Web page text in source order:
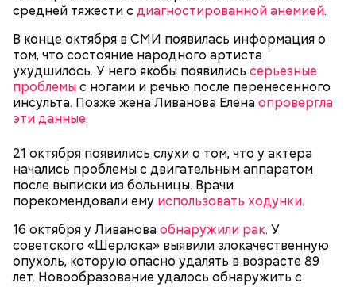
средней тяжести с диагностированной анемией.
В конце октября в СМИ появилась информация о
том, что состояние народного артиста
ухудшилось. У него якобы появились серьезные
проблемыс ногами и речью после перенесенного
инсульта. Позже жена Ливанова Еленаопровергла
эти данные.
21 октября появились слухи о том, что у актера
начались проблемы с двигательным аппаратом
после выписки из больницы. Врачи
порекомендовали ему использовать ходунки.
16 октября у Ливановаобнаружили рак. У
советского «Шерлока» выявили злокачественную
опухоль, которую опасно удалять в возрасте 89
лет. Новообразование удалось обнаружить с
Чеснок — 2 зубчика.
Сахар — 1 ст. ложка.
200 граммов сливочного масла;
1 стакан сахара;
10 граммов ванильного сахара;
1/4 чайной ложки соли;
Способ приготовления
следует объединить с ранее полученной
масляной основой.
После объединения и тщательного «микса»
этих ингредиентов, необходимо добавлять
изюм, цукаты, которые вы пожелаете, и снова
взбить. Но не миксером, а ложкой или
кухонной лопаткой, чтобы не измельчить
сухофрукты.